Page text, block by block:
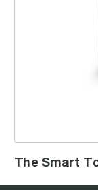
The Smart